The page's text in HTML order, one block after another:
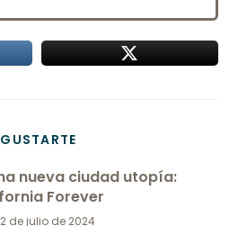
nueva ciudad utopía:
Forever
de julio de 2024